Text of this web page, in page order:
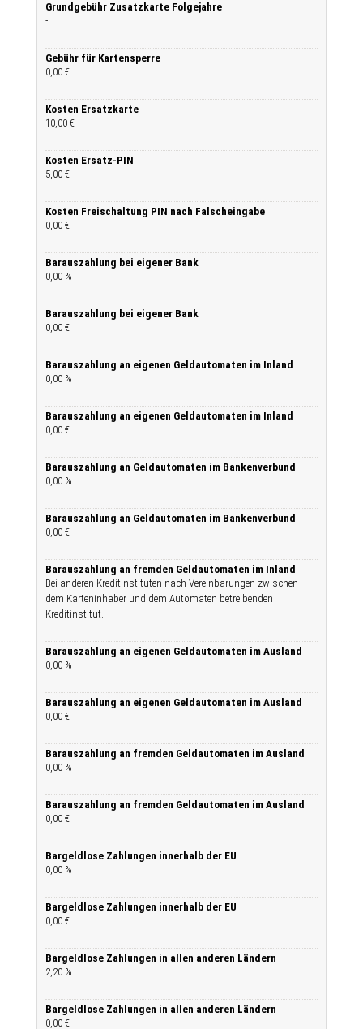
Grundgebühr Zusatzkarte Folgejahre
-
Gebühr für Kartensperre
0,00 €
Kosten Ersatzkarte
10,00 €
Kosten Ersatz-PIN
5,00 €
Kosten Freischaltung PIN nach Falscheingabe
0,00 €
Barauszahlung bei eigener Bank
0,00 %
Barauszahlung bei eigener Bank
0,00 €
Barauszahlung an eigenen Geldautomaten im Inland
0,00 %
Barauszahlung an eigenen Geldautomaten im Inland
0,00 €
Barauszahlung an Geldautomaten im Bankenverbund
0,00 %
Barauszahlung an Geldautomaten im Bankenverbund
0,00 €
Barauszahlung an fremden Geldautomaten im Inland
Bei anderen Kreditinstituten nach Vereinbarungen zwischen
dem Karteninhaber und dem Automaten betreibenden
Kreditinstitut.
Barauszahlung an eigenen Geldautomaten im Ausland
0,00 %
Barauszahlung an eigenen Geldautomaten im Ausland
0,00 €
Barauszahlung an fremden Geldautomaten im Ausland
0,00 %
Barauszahlung an fremden Geldautomaten im Ausland
0,00 €
Bargeldlose Zahlungen innerhalb der EU
0,00 %
Bargeldlose Zahlungen innerhalb der EU
0,00 €
Bargeldlose Zahlungen in allen anderen Ländern
2,20 %
Bargeldlose Zahlungen in allen anderen Ländern
0,00 €